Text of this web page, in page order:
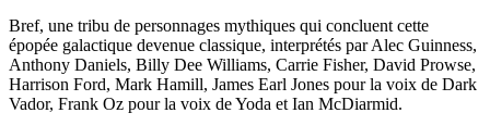
Bref, une tribu de personnages mythiques qui concluent cette
épopée galactique devenue classique, interprétés par Alec Guinness,
Anthony Daniels, Billy Dee Williams, Carrie Fisher, David Prowse,
Harrison Ford, Mark Hamill, James Earl Jones pour la voix de Dark
Vador, Frank Oz pour la voix de Yoda et Ian McDiarmid.